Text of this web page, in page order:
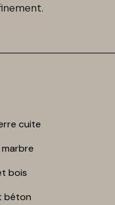
cuite
bois
béton